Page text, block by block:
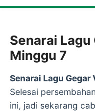
Senarai Lagu
Minggu 7
Senarai Lagu
Selesai
ini, jadi sekarang